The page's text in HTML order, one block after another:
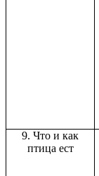
9. Что и как
птица ест